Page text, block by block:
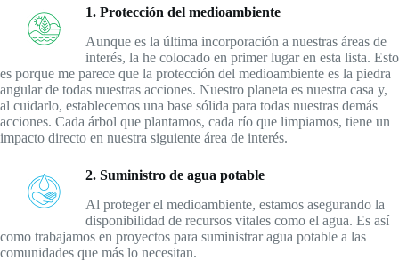
1. Protección del medioambiente
Aunque es la última incorporación a nuestras áreas de
interés, la he colocado en primer lugar en esta lista. Esto
es porque me parece que la protección del medioambiente es la piedra
angular de todas nuestras acciones. Nuestro planeta es nuestra casa y,
al cuidarlo, establecemos una base sólida para todas nuestras demás
acciones. Cada árbol que plantamos, cada río que limpiamos, tiene un
impacto directo en nuestra siguiente área de interés.
2. Suministro de agua potable
Al proteger el medioambiente, estamos asegurando la
disponibilidad de recursos vitales como el agua. Es así
como trabajamos en proyectos para suministrar agua potable a las
comunidades que más lo necesitan.